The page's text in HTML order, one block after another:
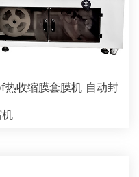
收缩膜套膜机 自动封